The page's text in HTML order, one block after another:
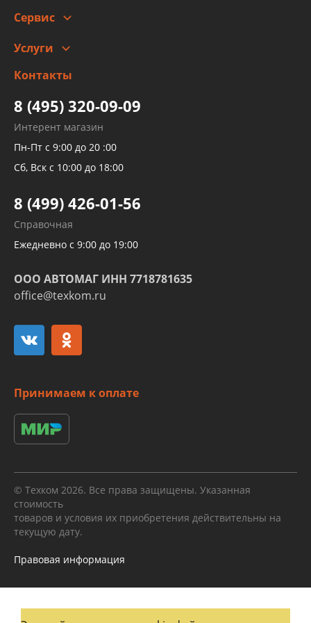
Сервис
Заправка кондиционера авто
Детейлинг
Услуги
высокого давления
Тормозных трубок
Рукавов гидроусилителей
Рукавов компрессоров и турбин
Трубок кондиционеров
Развертка пайка медных стальных
алюминиевых трубок и штуцеров
Контакты
8 (495) 320-09-09
Интерент магазин
Пн-Пт с 9:00 до 20 :00
Сб, Вск с 10:00 до 18:00
8 (499) 426-01-56
Справочная
Ежедневно с 9:00 до 19:00
ООО АВТОМАГ ИНН 7718781635
office@texkom.ru
Принимаем к оплате
© Техком 2026. Все права защищены. Указанная
стоимость
товаров и условия их приобретения действительны на
текущую дату.
Правовая информация